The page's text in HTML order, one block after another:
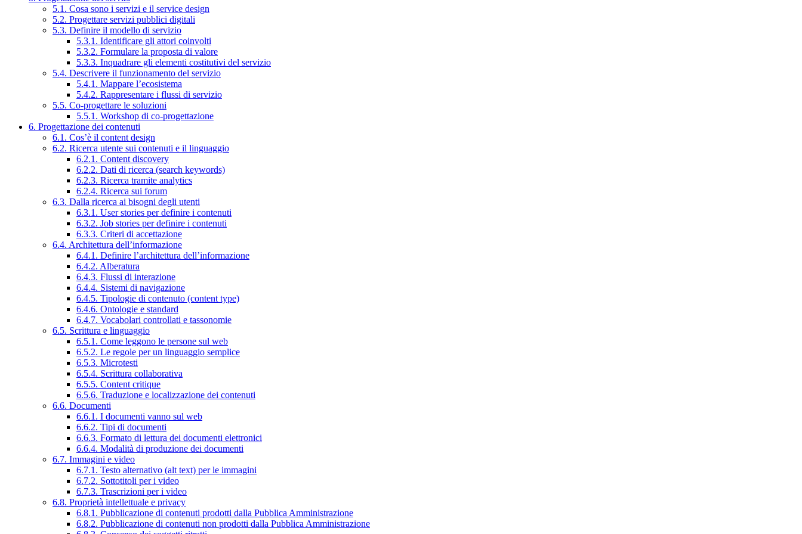
5.1. Cosa sono i servizi e il service design
5.2. Progettare servizi pubblici digitali
5.3. Definire il modello di servizio
5.3.1. Identificare gli attori coinvolti
5.3.2. Formulare la proposta di valore
5.3.3. Inquadrare gli elementi costitutivi del servizio
5.4. Descrivere il funzionamento del servizio
5.4.1. Mappare l’ecosistema
5.4.2. Rappresentare i flussi di servizio
5.5. Co-progettare le soluzioni
5.5.1. Workshop di co-progettazione
6. Progettazione dei contenuti
6.1. Cos’è il content design
6.2. Ricerca utente sui contenuti e il linguaggio
6.2.1. Content discovery
6.2.2. Dati di ricerca (search keywords)
6.2.3. Ricerca tramite analytics
6.2.4. Ricerca sui forum
6.3. Dalla ricerca ai bisogni degli utenti
6.3.1. User stories per definire i contenuti
6.3.2. Job stories per definire i contenuti
6.3.3. Criteri di accettazione
6.4. Architettura dell’informazione
6.4.1. Definire l’architettura dell’informazione
6.4.2. Alberatura
6.4.3. Flussi di interazione
6.4.4. Sistemi di navigazione
6.4.5. Tipologie di contenuto (content type)
6.4.6. Ontologie e standard
6.4.7. Vocabolari controllati e tassonomie
6.5. Scrittura e linguaggio
6.5.1. Come leggono le persone sul web
6.5.2. Le regole per un linguaggio semplice
6.5.3. Microtesti
6.5.4. Scrittura collaborativa
6.5.5. Content critique
6.5.6. Traduzione e localizzazione dei contenuti
6.6. Documenti
6.6.1. I documenti vanno sul web
6.6.2. Tipi di documenti
6.6.3. Formato di lettura dei documenti elettronici
6.6.4. Modalità di produzione dei documenti
6.7. Immagini e video
6.7.1. Testo alternativo (alt text) per le immagini
6.7.2. Sottotitoli per i video
6.7.3. Trascrizioni per i video
6.8. Proprietà intellettuale e privacy
6.8.1. Pubblicazione di contenuti prodotti dalla Pubblica Amministrazione
6.8.2. Pubblicazione di contenuti non prodotti dalla Pubblica Amministrazione